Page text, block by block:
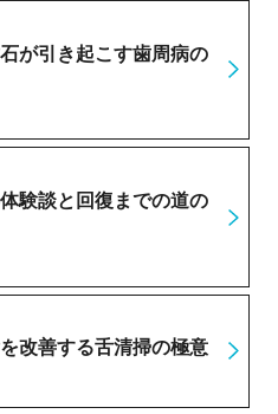
が引き起こす歯周病の
験談と回復までの道の
改善する舌清掃の極意